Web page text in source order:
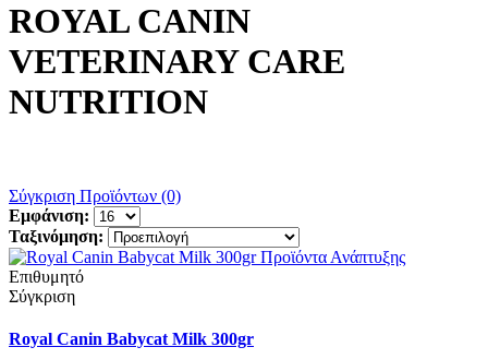
ROYAL CANIN
VETERINARY CARE
NUTRITION
Σύγκριση Προϊόντων (0)
Εμφάνιση:
Ταξινόμηση:
Επιθυμητό
Σύγκριση
Royal Canin Babycat Milk 300gr